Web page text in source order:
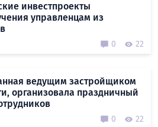
инвестпроекты
управленцам из
0 22
ведущим застройщиком
организовала праздничный
0 22